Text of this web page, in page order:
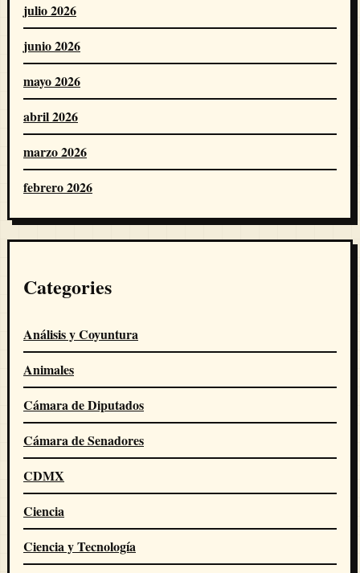
julio 2026
junio 2026
mayo 2026
abril 2026
marzo 2026
febrero 2026
Categories
Análisis y Coyuntura
Animales
Cámara de Diputados
Cámara de Senadores
CDMX
Ciencia
Ciencia y Tecnología